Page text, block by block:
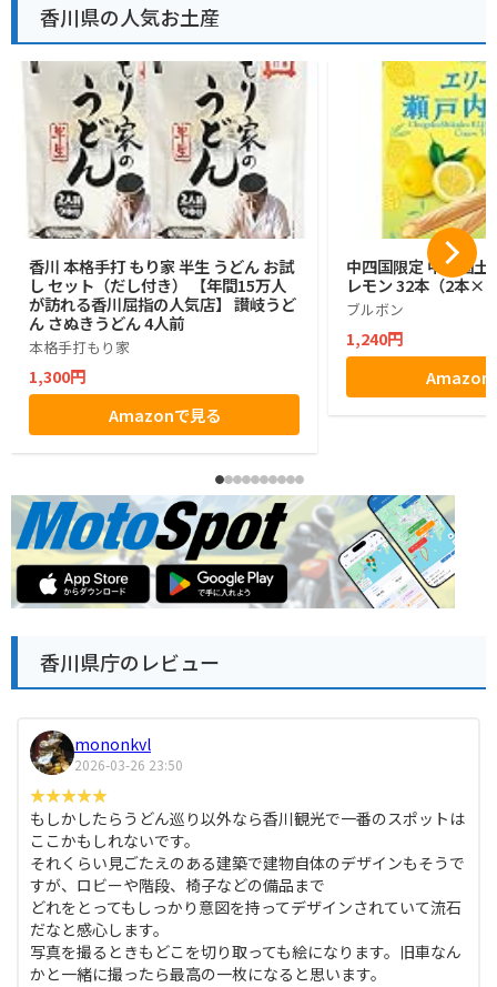
香川県の人気お土産
香川 本格手打 もり家 半生 うどん お試
し セット（だし付き） 【年間15万人
が訪れる香川屈指の人気店】 讃岐うど
ん さぬきうどん 4人前
本格手打もり家
1,300円
Amazonで見る
中四国限定 中四国土
レモン 32本（2本
ブルボン
1,240円
Amazon
香川県庁のレビュー
mononkvl
2026-03-26 23:50
もしかしたらうどん巡り以外なら香川観光で一番のスポットは
ここかもしれないです。
それくらい見ごたえのある建築で建物自体のデザインもそうで
すが、ロビーや階段、椅子などの備品まで
どれをとってもしっかり意図を持ってデザインされていて流石
だなと感心します。
写真を撮るときもどこを切り取っても絵になります。旧車なん
かと一緒に撮ったら最高の一枚になると思います。